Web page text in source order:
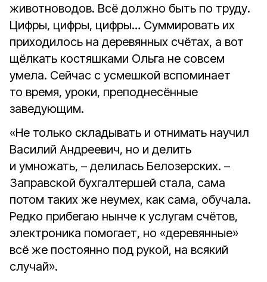
животноводов. Всё должно быть по труду.
Цифры, цифры, цифры… Суммировать их
приходилось на деревянных счётах, а вот
щёлкать костяшками Ольга не совсем
умела. Сейчас с усмешкой вспоминает
то время, уроки, преподнесённые
заведующим.
«Не только складывать и отнимать научил
Василий Андреевич, но и делить
и умножать, – делилась Белозерских. –
Заправской бухгалтершей стала, сама
потом таких же неумех, как сама, обучала.
Редко прибегаю нынче к услугам счётов,
электроника помогает, но «деревянные»
всё же постоянно под рукой, на всякий
случай».